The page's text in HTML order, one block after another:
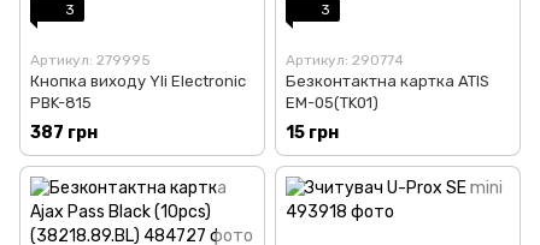
3
Артикул: 279995
Кнопка виходу Yli Electronic
PBK-815
387 грн
3
Артикул: 290774
Безконтактна картка ATIS
EM-05(TK01)
15 грн